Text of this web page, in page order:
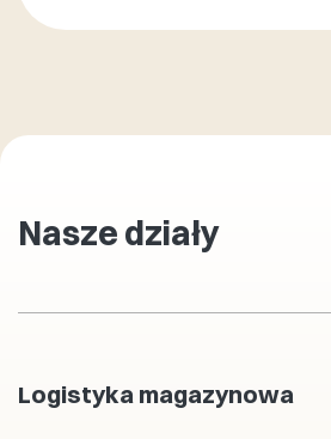
Nasze działy
Logistyka magazynowa